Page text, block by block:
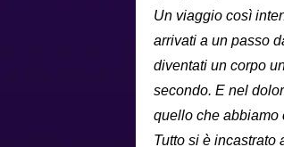
Un viaggio così
arrivati a un passo
diventati un corpo
secondo. E nel
quello che abbiamo
Tutto si è incastrato